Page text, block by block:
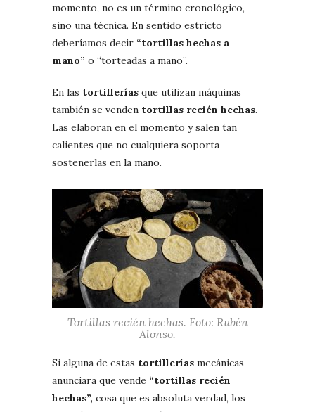
momento, no es un término cronológico,
sino una técnica. En sentido estricto
deberíamos decir “tortillas hechas a
mano” o “torteadas a mano”.
En las tortillerías que utilizan máquinas
también se venden tortillas recién hechas.
Las elaboran en el momento y salen tan
calientes que no cualquiera soporta
sostenerlas en la mano.
Tortillas recién hechas. Foto: Rubén
Alonso.
Si alguna de estas tortillerías mecánicas
anunciara que vende “tortillas recién
hechas”, cosa que es absoluta verdad, los